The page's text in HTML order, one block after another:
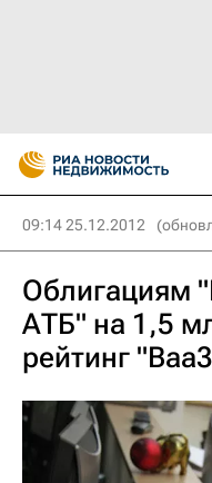
09:14 25.12.2012
Облигациям
АТБ" на 1,5
рейтинг